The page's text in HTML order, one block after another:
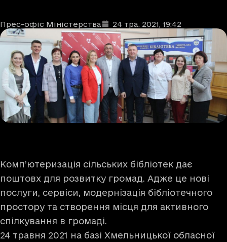
Автори
Прес-офіс Міністерства
Дата та час публікації: 24 тра. 2021, 19:42
Комп’ютеризація сільських бібліотек дає
поштовх для розвитку громад. Адже це нові
послуги, сервіси, модернізація бібліотечного
простору та створення місця для активного
спілкування в громаді.
24 травня 2021 на базі Хмельницької обласної